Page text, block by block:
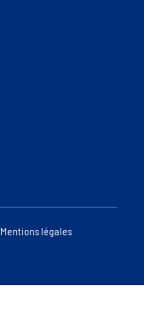
Mentions légales